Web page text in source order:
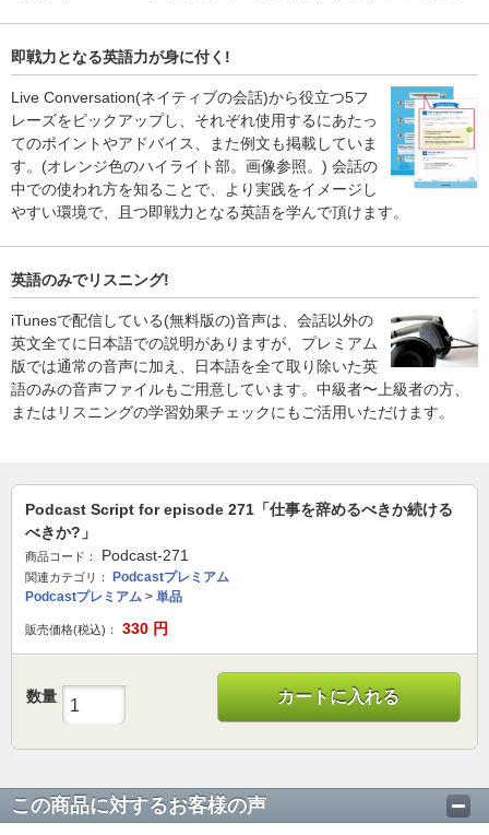
即戦力となる英語力が身に付く!
Live Conversation(ネイティブの会話)から役立つ5フ
レーズをピックアップし、それぞれ使用するにあたっ
てのポイントやアドバイス、また例文も掲載していま
す。(オレンジ色のハイライト部。画像参照。) 会話の
中での使われ方を知ることで、より実践をイメージし
やすい環境で、且つ即戦力となる英語を学んで頂けます。
英語のみでリスニング!
iTunesで配信している(無料版の)音声は、会話以外の
英文全てに日本語での説明がありますが、プレミアム
版では通常の音声に加え、日本語を全て取り除いた英
語のみの音声ファイルもご用意しています。中級者〜上級者の方、
またはリスニングの学習効果チェックにもご活用いただけます。
Podcast Script for episode 271「仕事を辞めるべきか続ける
べきか?」
商品コード： Podcast-271
関連カテゴリ：
Podcastプレミアム
Podcastプレミアム > 単品
販売価格(税込)： 330 円
数量 カートに入れる
この商品に対するお客様の声